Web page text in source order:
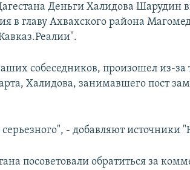
Деньги Халидова Шарудин
в главу Ахвахского района
собеседников, произошел из-за
Халидова, занимавшего пост
- добавляют источники
посоветовали обратиться за